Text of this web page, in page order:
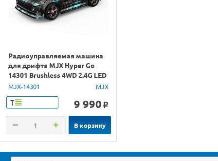
Радиоуправляемая машина
для дрифта MJX Hyper Go
14301 Brushless 4WD 2.4G LED
1/14 RTR
MJX-14301 MJX
Т 9 990 o
В корзину